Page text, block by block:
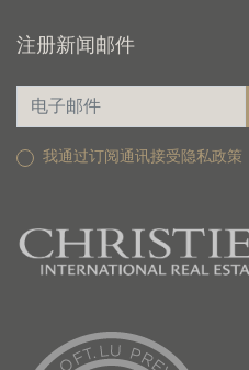
注册新闻邮件
我通过订阅通讯接受隐私政策